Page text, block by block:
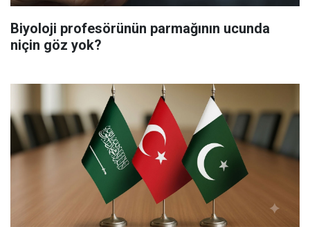
Biyoloji profesörünün parmağının ucunda
niçin göz yok?